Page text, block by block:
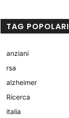
TAG POPOLARI
anziani
rsa
alzheimer
Ricerca
italia